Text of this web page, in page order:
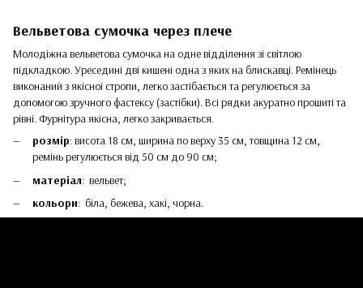
Вельветова сумочка через плече
Молодіжна вельветова сумочка на одне відділення зі світлою
підкладкою. Уреседині дві кишені одна з яких на блискавці. Ремінець
виконаний з якісної стропи, легко застібається та регулюється за
допомогою зручного фастексу (застібки). Всі рядки акуратно прошиті та
рівні. Фурнітура якісна, легко закривається.
розмір: висота 18 см, ширина по верху 35 см, товщина 12 см,
ремінь регулюється від 50 см до 90 см;
матеріал: вельвет;
кольори: біла, бежева, хакі, чорна.